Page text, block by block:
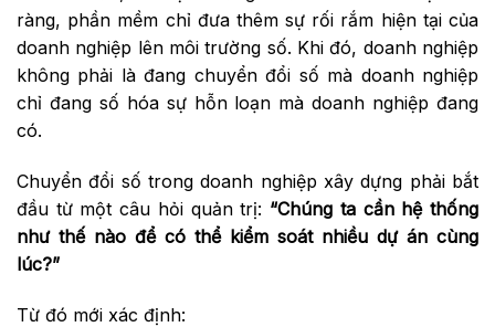
ràng, phần mềm chỉ đưa thêm sự rối rắm hiện tại của
doanh nghiệp lên môi trường số. Khi đó, doanh nghiệp
không phải là đang chuyển đổi số mà doanh nghiệp
chỉ đang số hóa sự hỗn loạn mà doanh nghiệp đang
có.
Chuyển đổi số trong doanh nghiệp xây dựng phải bắt
đầu từ một câu hỏi quản trị: “Chúng ta cần hệ thống
như thế nào để có thể kiểm soát nhiều dự án cùng
lúc?”
Từ đó mới xác định: